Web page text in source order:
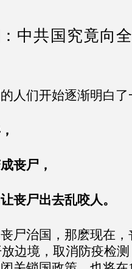
中共国究竟向
人们开始逐渐明白
丧尸，
丧尸出去乱咬人。
尸治国，那麽现在
边境，取消防疫检